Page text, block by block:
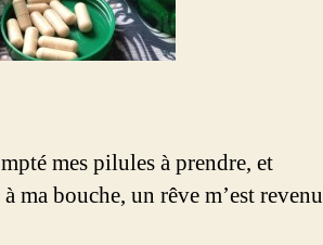
mes pilules à prendre, et
ma bouche, un rêve m’est revenu